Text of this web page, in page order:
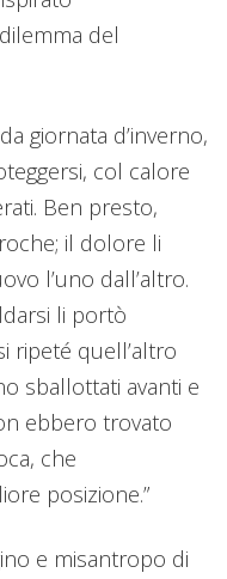
del
giornata d’inverno,
col calore
Ben presto,
il dolore li
l’uno dall’altro.
li portò
ripeté quell’altro
sballottati avanti e
ebbero trovato
che
posizione.”
e misantropo di